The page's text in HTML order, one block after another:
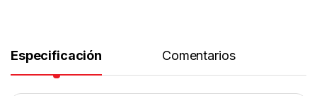
Especificación Comentarios